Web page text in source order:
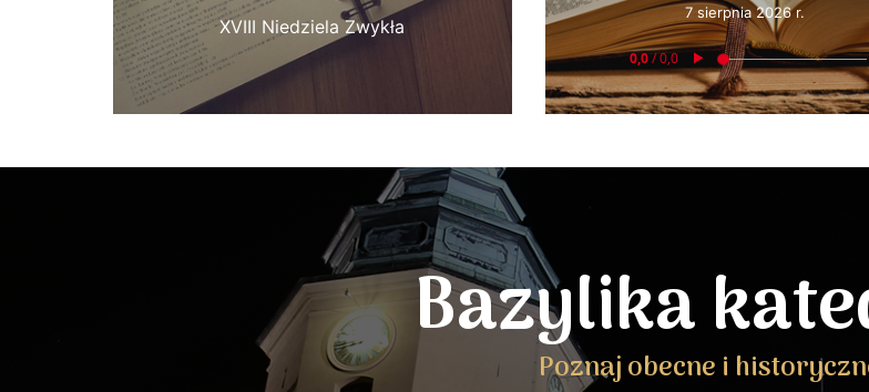
XVIII Niedziela Zwykła
7 sierpnia 2026 r.
Bazylika
Poznaj obecne i